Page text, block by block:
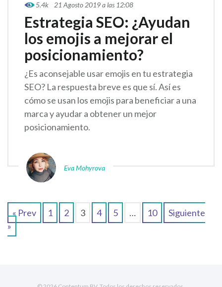
5.4k 21 Agosto 2019 a las 12:08
Estrategia SEO: ¿Ayudan
los emojis a mejorar el
posicionamiento?
¿Es aconsejable usar emojis en tu estrategia
SEO? La respuesta breve es que sí. Así es
cómo se usan los emojis para beneficiar a una
marca y ayudar a obtener un mejor
posicionamiento.
Eva Mohyrova
« Prev 1 2 3 4 5 … 10
Siguiente
»